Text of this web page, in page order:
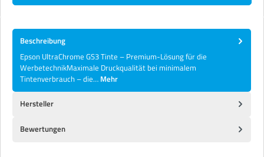
Beschreibung
Epson UltraChrome GS3 Tinte – Premium-Lösung für die
WerbetechnikMaximale Druckqualität bei minimalem
Tintenverbrauch – die… Mehr
Hersteller
Bewertungen